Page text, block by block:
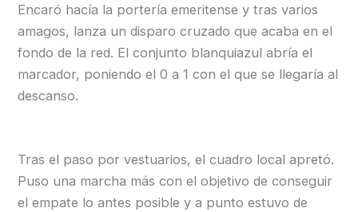
Encaró hacía la portería emeritense y tras varios
amagos, lanza un disparo cruzado que acaba en el
fondo de la red. El conjunto blanquiazul abría el
marcador, poniendo el 0 a 1 con el que se llegaría al
descanso.
Tras el paso por vestuarios, el cuadro local apretó.
Puso una marcha más con el objetivo de conseguir
el empate lo antes posible y a punto estuvo de